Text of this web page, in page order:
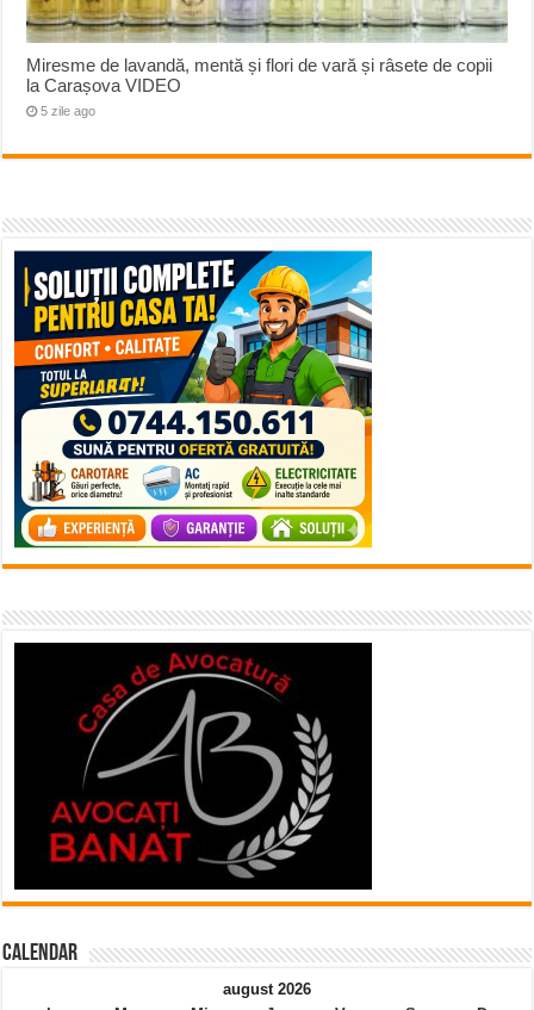
Miresme de lavandă, mentă și flori de vară și râsete de copii
la Carașova VIDEO
5 zile ago
Calendar
august 2026